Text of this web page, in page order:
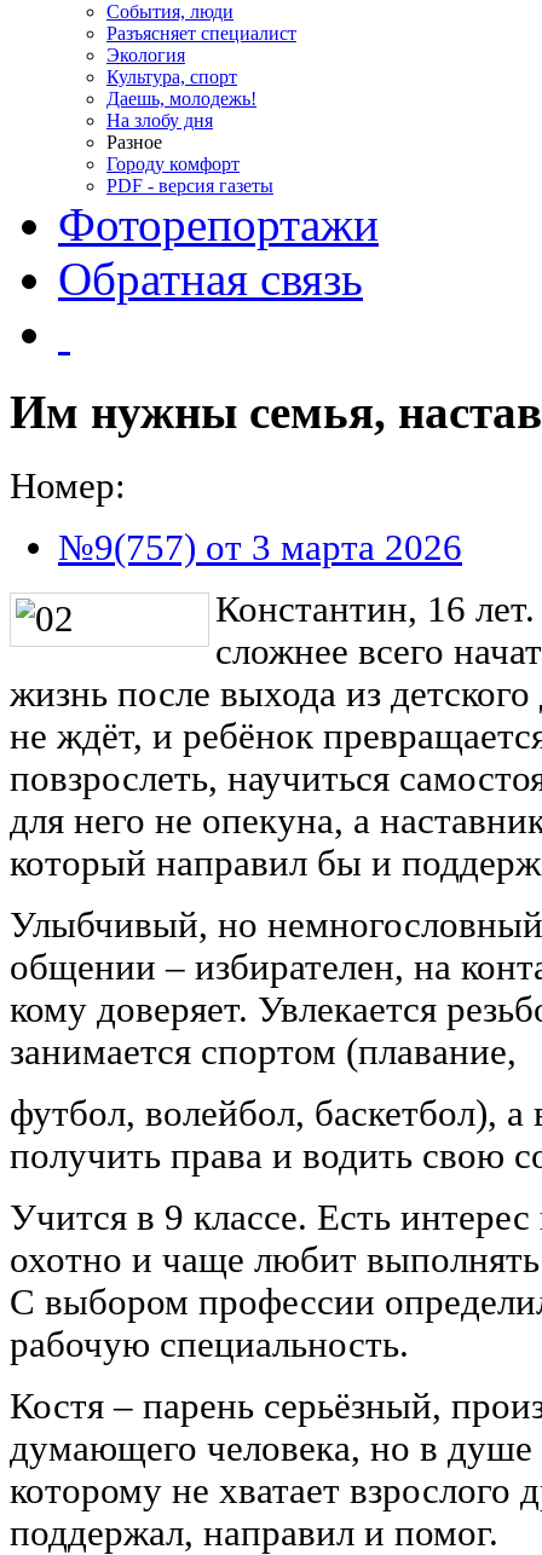
События, люди
Разъясняет специалист
Экология
Культура, спорт
Даешь, молодежь!
На злобу дня
Разное
Городу комфорт
PDF - версия газеты
Фоторепортажи
Обратная связь
Им нужны семья,
Номер:
№9(757) от 3 марта 2026
Константин, 16
сложнее всего
жизнь после выхода из
не ждёт, и ребёнок
повзрослеть, научиться
для него не опекуна, а
который направил бы и
Улыбчивый, но
общении – избирателен, на
кому доверяет. Увлекается
занимается спортом (плавание,
футбол, волейбол, баскетбол),
получить права и водить свою
Учится в 9 классе. Есть интерес
охотно и чаще любит
С выбором профессии
рабочую специальность.
Костя ‒ парень серьёзный,
думающего человека, но в душе
которому не хватает взрослого
поддержал, направил и помог.